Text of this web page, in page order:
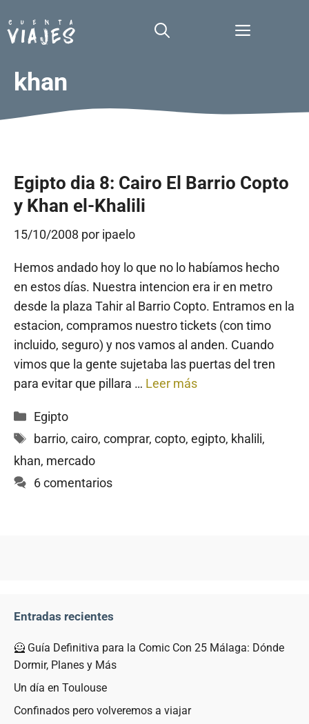
al
contenido
Menú
khan
Egipto dia 8: Cairo El Barrio Copto
y Khan el-Khalili
15/10/2008 por ipaelo
Hemos andado hoy lo que no lo habíamos hecho
en estos días. Nuestra intencion era ir en metro
desde la plaza Tahir al Barrio Copto. Entramos en la
estacion, compramos nuestro tickets (con timo
incluido, seguro) y nos vamos al anden. Cuando
vimos que la gente sujetaba las puertas del tren
para evitar que pillara … Leer más
Categorías
Egipto
Etiquetas
barrio, cairo, comprar, copto, egipto, khalili,
khan, mercado
6 comentarios
Entradas recientes
🦸 Guía Definitiva para la Comic Con 25 Málaga: Dónde
Dormir, Planes y Más
Un día en Toulouse
Confinados pero volveremos a viajar